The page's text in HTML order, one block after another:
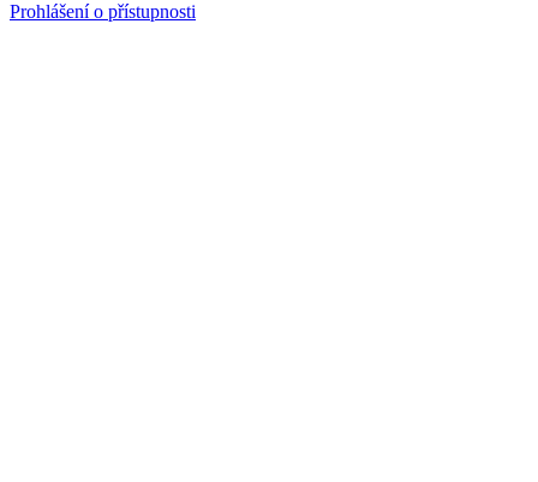
Prohlášení o přístupnosti